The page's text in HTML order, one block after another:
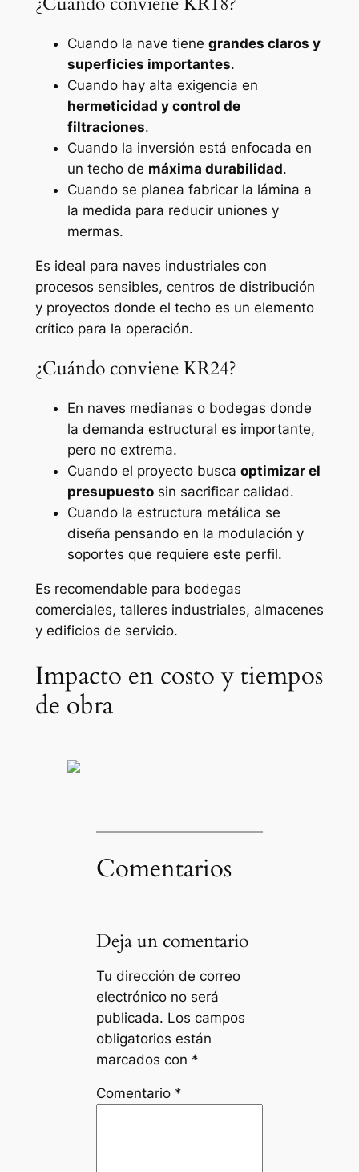
Cuando la nave tiene grandes claros y
superficies importantes.
Cuando hay alta exigencia en
hermeticidad y control de
filtraciones.
Cuando la inversión está enfocada en
un techo de máxima durabilidad.
Cuando se planea fabricar la lámina a
la medida para reducir uniones y
mermas.
Es ideal para naves industriales con
procesos sensibles, centros de distribución
y proyectos donde el techo es un elemento
crítico para la operación.
¿Cuándo conviene KR24?
En naves medianas o bodegas donde
la demanda estructural es importante,
pero no extrema.
Cuando el proyecto busca optimizar el
presupuestosin sacrificar calidad.
Cuando la estructura metálica se
diseña pensando en la modulación y
soportes que requiere este perfil.
Es recomendable para bodegas
comerciales, talleres industriales, almacenes
y edificios de servicio.
Impacto en costo y tiempos
de obra
Comentarios
Deja un comentario
Tu dirección de correo
electrónico no será
publicada. Los campos
obligatorios están
marcados con *
Comentario *